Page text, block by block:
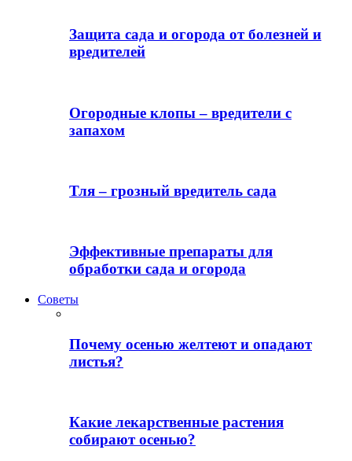
Защита сада и огорода от болезней и
вредителей
Огородные клопы – вредители с
запахом
Тля – грозный вредитель сада
Эффективные препараты для
обработки сада и огорода
Советы
Почему осенью желтеют и опадают
листья?
Какие лекарственные растения
собирают осенью?